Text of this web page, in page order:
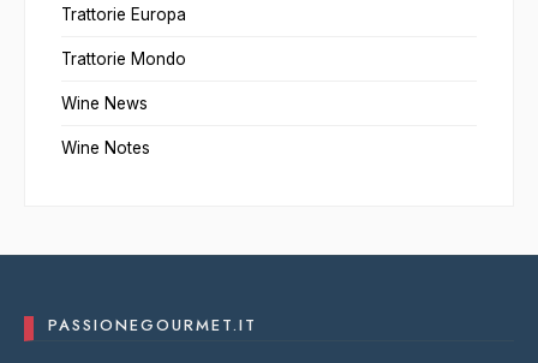
Trattorie Europa
Trattorie Mondo
Wine News
Wine Notes
PASSIONEGOURMET.IT